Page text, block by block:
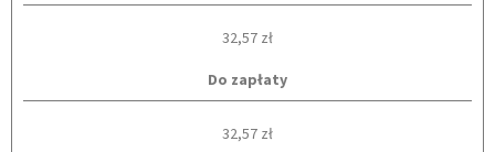
32,57 zł
Do zapłaty
32,57 zł